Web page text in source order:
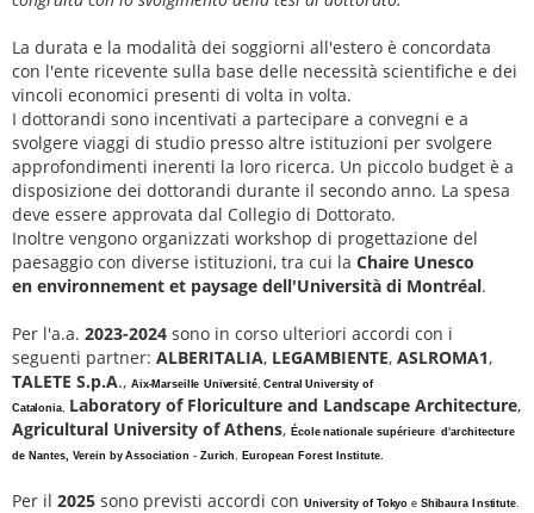
La durata e la modalità dei soggiorni all'estero è concordata
con l'ente ricevente sulla base delle necessità scientifiche e dei
vincoli economici presenti di volta in volta.
I dottorandi sono incentivati a partecipare a convegni e a
svolgere viaggi di studio presso altre istituzioni per svolgere
approfondimenti inerenti la loro ricerca. Un piccolo budget è a
disposizione dei dottorandi durante il secondo anno. La spesa
deve essere approvata dal Collegio di Dottorato.
Inoltre vengono organizzati workshop di progettazione del
paesaggio con diverse istituzioni, tra cui la Chaire Unesco
en environnement et paysage dell'Università di Montréal.
Per l'a.a. 2023-2024 sono in corso ulteriori accordi con i
seguenti partner: ALBERITALIA, LEGAMBIENTE, ASLROMA1,
TALETE S.p.A., Aix-Marseille Université,Central University of
Catalonia, Laboratory of Floriculture and Landscape Architecture,
Agricultural University of Athens, École nationale supérieure d'architecture
de Nantes, Verein by Association -Zurich, European Forest lnstitute.
Per il 2025 sono previsti accordi con University of Tokyo e ShibauraI nstitute.